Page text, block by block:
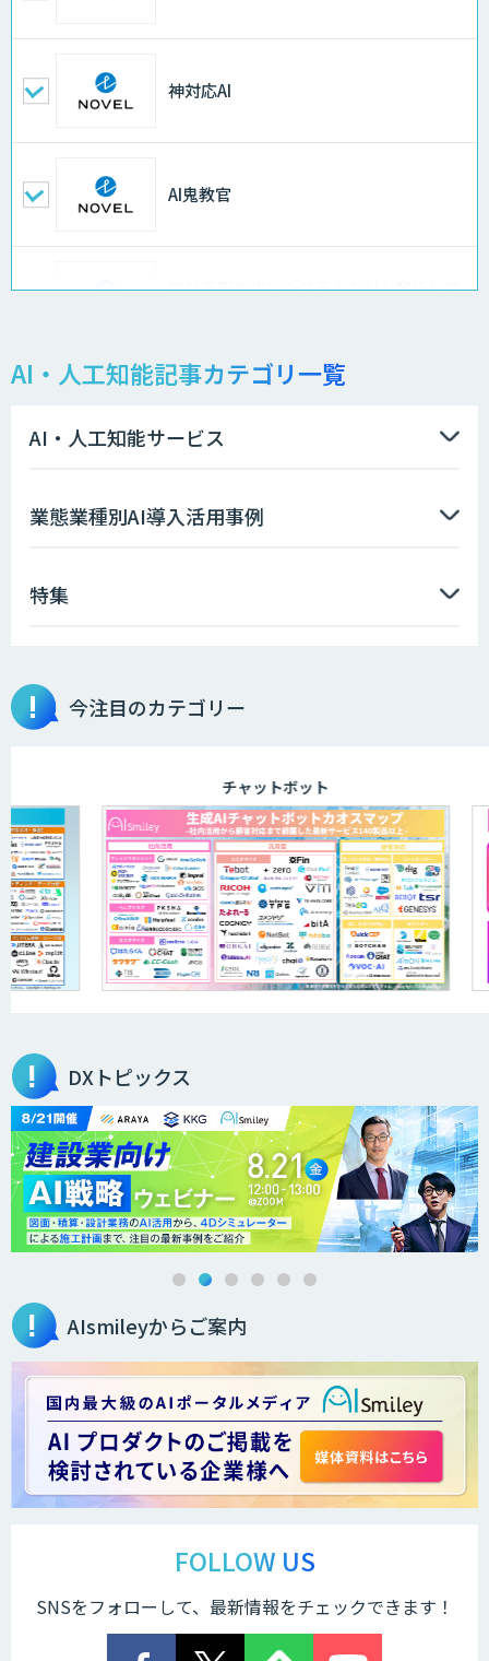
神対応AI
AI鬼教官
設計不明の古いシステムをAIが解析して
AIエージェント開発支援
AIエンジニアアカデミー（バイブコーデ
aiDAPTIV+
アリストルの法人向けAI研修
ELYZA Works with KDDI
医療文書作成を効率化する生成
AI「OPTiM AI ホスピタル」
オーダーメイドAI人材育成研修
Brain Plus for Sales
データ分析/AI開発/コンサルティング
STORM Platform
AI・人工知能記事カテゴリ一覧
AI・人工知能サービス
業態業種別AI導入活用事例
特集
今注目のカテゴリー
チャットボット
DXトピックス
AIsmileyからご案内
FOLLOW US
SNSをフォローして、最新情報をチェックできます！